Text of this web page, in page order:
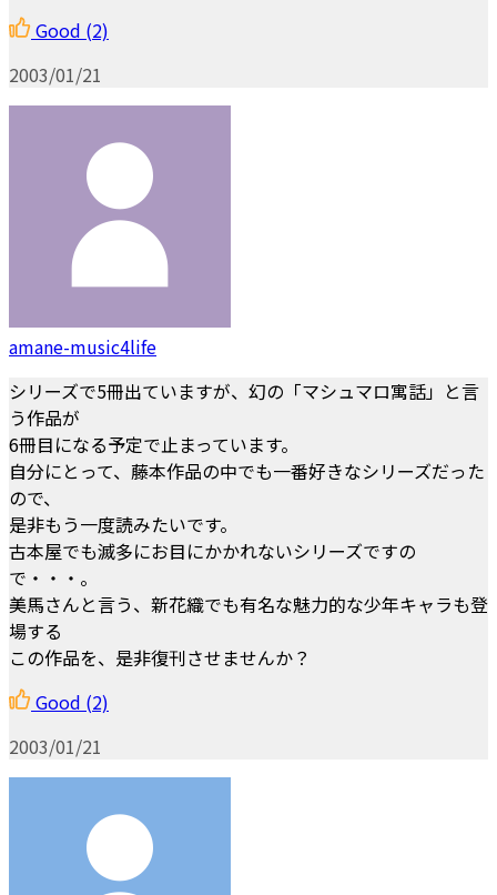
Good (2)
2003/01/21
amane-music4life
シリーズで5冊出ていますが、幻の「マシュマロ寓話」と言
う作品が
6冊目になる予定で止まっています。
自分にとって、藤本作品の中でも一番好きなシリーズだった
ので、
是非もう一度読みたいです。
古本屋でも滅多にお目にかかれないシリーズですの
で・・・。
美馬さんと言う、新花織でも有名な魅力的な少年キャラも登
場する
この作品を、是非復刊させませんか？
Good (2)
2003/01/21